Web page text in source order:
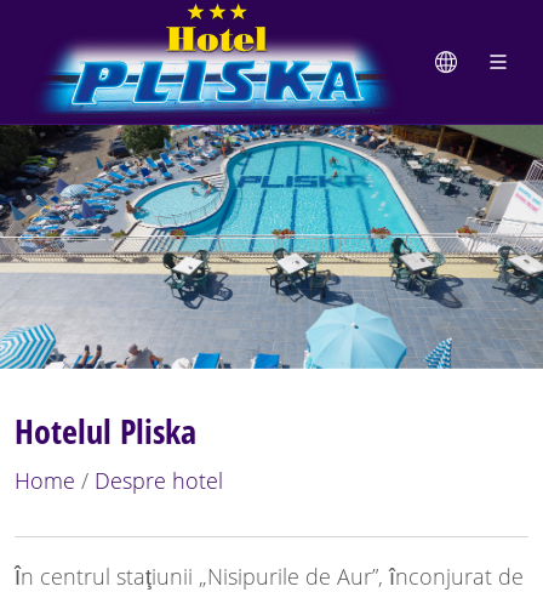
Hotelul Pliska
Home / Despre hotel
În centrul staţiunii „Nisipurile de Aur”, înconjurat de